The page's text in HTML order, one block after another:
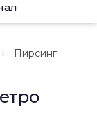
Пирсинг